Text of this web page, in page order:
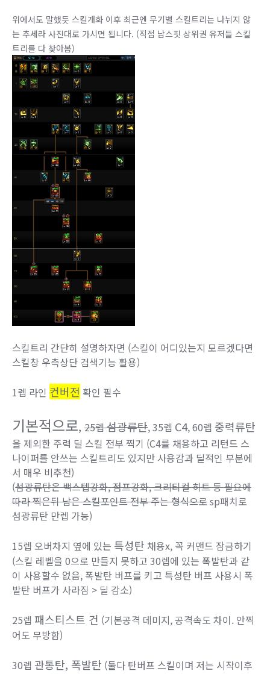
위에서도 말했듯 스킬개화 이후 최근엔 무기별 스킬트리는 나뉘지 않
는 추세라 사진대로 가시면 됩니다. (직접 남스핏 상위권 유저들 스킬
트리를 다 찾아봄)
스킬트리 간단히 설명하자면 (스킬이 어디있는지 모르겠다면
스킬창 우측상단 검색기능 활용)
1렙 라인 컨버전 확인 필수
기본적으로, 25렙섬광류탄, 35렙 C4, 60렙 중력류탄
을 제외한 주력 딜 스킬 전부 찍기 (C4를 채용하고 리턴드 스
나이퍼를 안쓰는 스킬트리도 있지만 사용감과 딜적인 부분에
서 매우 비추천)
(섬광류탄은 백스텝강화, 점프강화, 크리티컬 히트 등 필요에
따라 찍은뒤 남은 스킬포인트 전부 주는 형식으로sp패치로
섬광류탄 만렙 가능)
15렙 오버차지 옆에 있는 특성탄 채용x, 꼭 커맨드 잠금하기
(스킬 레벨을 0으로 만들지 못하고 30렙에 있는 폭발탄과 같
이 사용할수 없음, 폭발탄 버프를 키고 특성탄 버프 사용시 폭
발탄 버프가 사라짐 > 딜 감소)
25렙 패스티스트 건 (기본공격 데미지, 공격속도 차이. 안찍
어도 무방함)
30렙 관통탄, 폭발탄 (둘다 탄버프 스킬이며 저는 시작이후